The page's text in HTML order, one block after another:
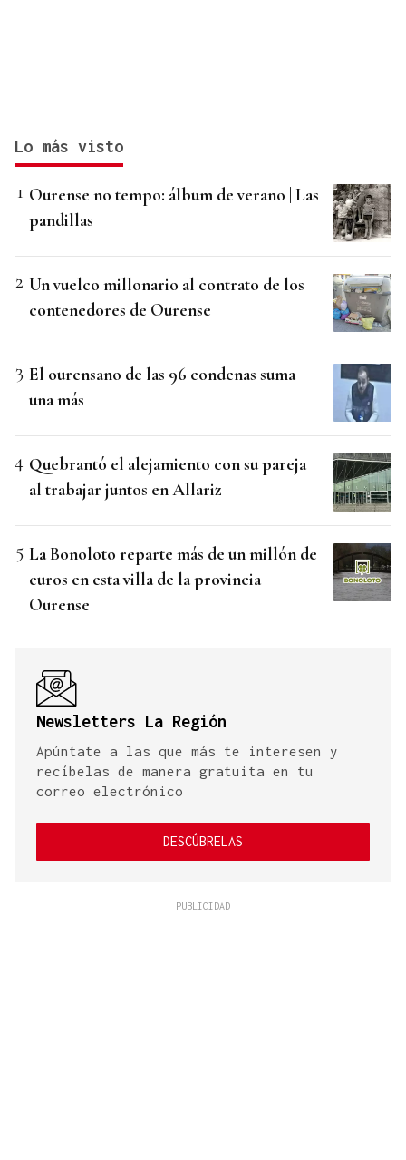
Lo más visto
Ourense no tempo: álbum de verano | Las
pandillas
Un vuelco millonario al contrato de los
contenedores de Ourense
El ourensano de las 96 condenas suma
una más
Quebrantó el alejamiento con su pareja
al trabajar juntos en Allariz
La Bonoloto reparte más de un millón de
euros en esta villa de la provincia
Ourense
Newsletters La Región
Apúntate a las que más te interesen y
recíbelas de manera gratuita en tu
correo electrónico
DESCÚBRELAS